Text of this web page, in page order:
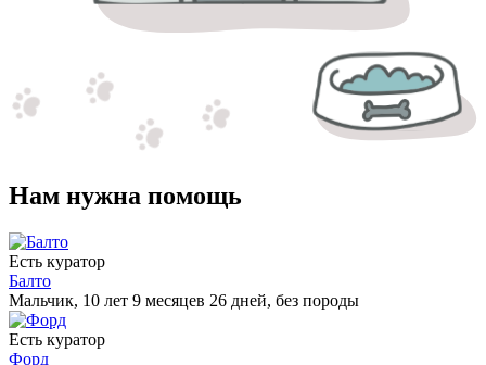
Нам нужна помощь
Есть куратор
Балто
Мальчик, 10 лет 9 месяцев 26 дней, без породы
Есть куратор
Форд